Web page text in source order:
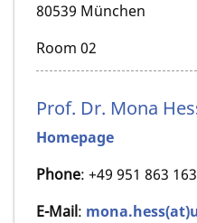
80539 München
Room 02
Prof. Dr. Mona
Homepage
Phone: +49 951 863
E-Mail: